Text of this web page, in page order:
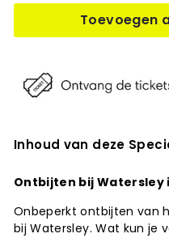
Toevoegen
Inhoud van deze
Ontbijten bij Watersley
Onbeperkt ontbijten van
bij Watersley. Wat kun je